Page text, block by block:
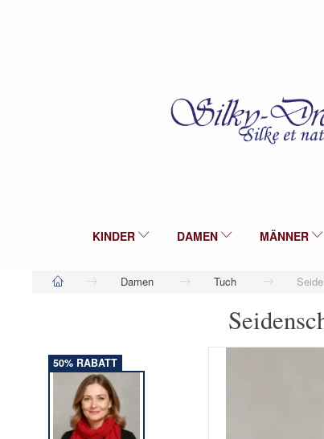
KINDER DAMEN MÄNNER
Damen Tuch
50% RABATT